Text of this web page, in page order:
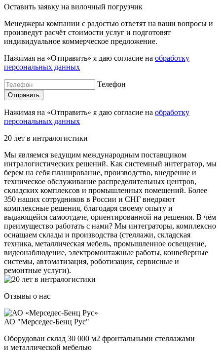
Оставить заявку на вилочный погрузчик
Менеджеры компании с радостью ответят на ваши вопросы и
произведут расчёт стоимости услуг и подготовят
индивидуальное коммерческое предложение.
Нажимая на «Отправить» я даю согласие на обработку
персональных данных
Телефон
Нажимая на «Отправить» я даю согласие на обработку
персональных данных
20 лет в интралогистики
Мы являемся ведущим международным поставщиком
интралогистических решений. Как системный интегратор, мы
берем на себя планирование, производство, внедрение и
техническое обслуживание распределительных центров,
складских комплексов и промышленных помещений. Более
350 наших сотрудников в России и СНГ внедряют
комплексные решения, благодаря своему опыту и
выдающейся самоотдаче, ориентированной на решения. В чём
преимущество работать с нами? Мы интеграторы, комплексно
оснащаем склады и производства (стеллажи, складская
техника, металлическая мебель, промышленное освещение,
видеонаблюдение, электромонтажные работы, конвейерные
системы, автоматизация, роботизация, сервисные и
ремонтные услуги).
Отзывы о нас
АО "Мерседес-Бенц Рус"
Оборудован склад 30 000 м2 фронтальными стеллажами
и металлической мебелью